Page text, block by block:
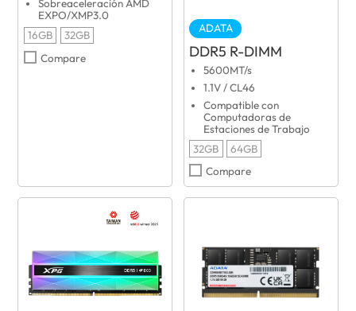
Sobreaceleración AMD
EXPO/XMP3.0
16GB
32GB
Compare
ADATA
DDR5 R-DIMM
5600MT/s
1.1V / CL46
Compatible con
Computadoras de
Estaciones de Trabajo
32GB
64GB
Compare